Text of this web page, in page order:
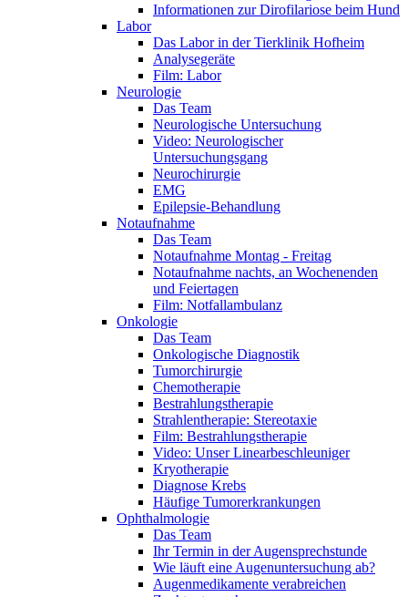
Informationen zur Dirofilariose beim Hund
Labor
Das Labor in der Tierklinik Hofheim
Analysegeräte
Film: Labor
Neurologie
Das Team
Neurologische Untersuchung
Video: Neurologischer
Untersuchungsgang
Neurochirurgie
EMG
Epilepsie-Behandlung
Notaufnahme
Das Team
Notaufnahme Montag - Freitag
Notaufnahme nachts, an Wochenenden
und Feiertagen
Film: Notfallambulanz
Onkologie
Das Team
Onkologische Diagnostik
Tumorchirurgie
Chemotherapie
Bestrahlungstherapie
Strahlentherapie: Stereotaxie
Film: Bestrahlungstherapie
Video: Unser Linearbeschleuniger
Kryotherapie
Diagnose Krebs
Häufige Tumorerkrankungen
Ophthalmologie
Das Team
Ihr Termin in der Augensprechstunde
Wie läuft eine Augenuntersuchung ab?
Augenmedikamente verabreichen